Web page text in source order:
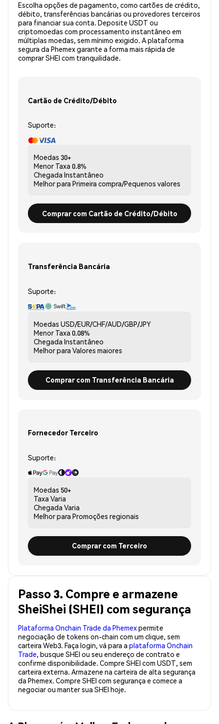
Escolha opções de pagamento, como cartões de crédito,
débito, transferências bancárias ou provedores terceiros
para financiar sua conta. Deposite USDT ou
criptomoedas com processamento instantâneo em
múltiplas moedas, sem mínimo exigido. A plataforma
segura da Phemex garante a forma mais rápida de
comprar SHEI com tranquilidade.
Cartão de Crédito/Débito
Suporte:
Moedas 30+
Menor Taxa 0.8%
Chegada Instantâneo
Melhor para Primeira compra/Pequenos valores
Comprar com Cartão de Crédito/Débito
Transferência Bancária
Suporte:
Moedas USD/EUR/CHF/AUD/GBP/JPY
Menor Taxa 0.08%
Chegada Instantâneo
Melhor para Valores maiores
Comprar com Transferência Bancária
Fornecedor Terceiro
Suporte:
Moedas 50+
Taxa Varia
Chegada Varia
Melhor para Promoções regionais
Comprar com Terceiro
Passo 3. Compre e armazene
SheiShei (SHEI) com segurança
Plataforma Onchain Trade da Phemexpermite
negociação de tokens on-chain com um clique, sem
carteira Web3. Faça login, vá para a plataforma Onchain
Trade, busque SHEI ou seu endereço de contrato e
confirme disponibilidade. Compre SHEI com USDT, sem
carteira externa. Armazene na carteira de alta segurança
da Phemex. Compre SHEI com segurança e comece a
negociar ou manter sua SHEI hoje.